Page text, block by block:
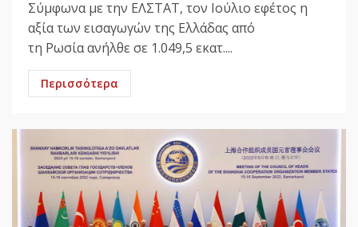
Σύμφωνα με την ΕΛΣΤΑΤ, τον Ιούλιο εφέτος η
αξία των εισαγωγών της Ελλάδας από
τη Ρωσία ανήλθε σε 1.049,5 εκατ....
Περισσότερα